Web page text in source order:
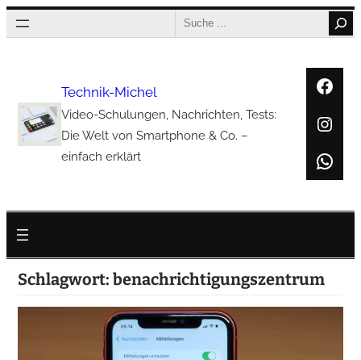
Zum
Inhalt
Search
Technik-Michel
Video-Schulungen, Nachrichten, Tests:
Die Welt von Smartphone & Co. –
einfach erklärt
Schlagwort: benachrichtigungszentrum